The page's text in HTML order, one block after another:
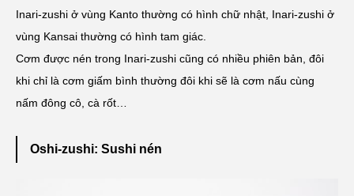
Inari-zushi ở vùng Kanto thường có hình chữ nhật, Inari-zushi ở
vùng Kansai thường có hình tam giác.
Cơm được nén trong Inari-zushi cũng có nhiều phiên bản, đôi
khi chỉ là cơm giấm bình thường đôi khi sẽ là cơm nấu cùng
nấm đông cô, cà rốt…
Oshi-zushi: Sushi nén